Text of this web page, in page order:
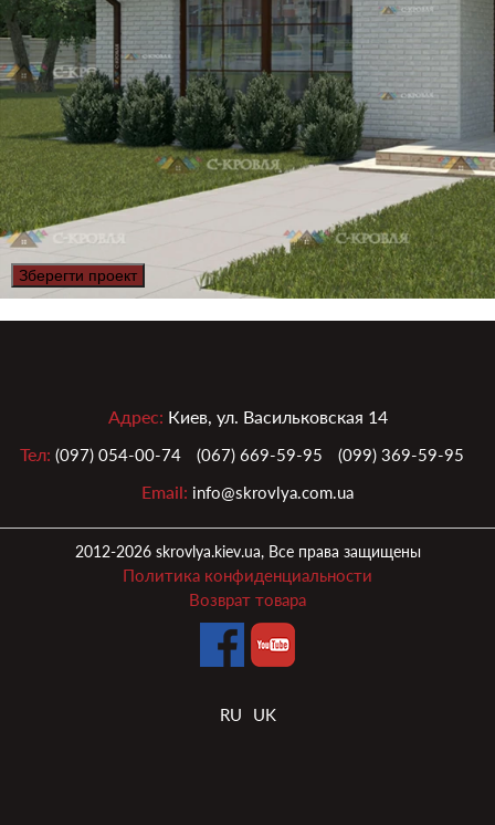
Зберегти проект
Адрес: Киев, ул. Васильковская 14
Тел: (097) 054-00-74 (067) 669-59-95 (099) 369-59-95
Email: info@skrovlya.com.ua
2012-2026 skrovlya.kiev.ua, Все права защищены
Политика конфиденциальности
Возврат товара
RU UK